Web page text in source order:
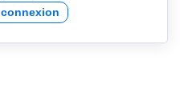
connexion